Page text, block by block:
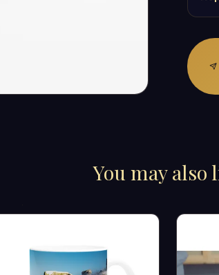
You may also